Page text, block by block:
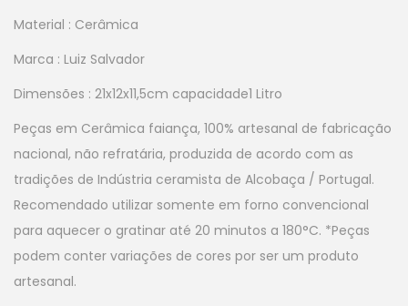
Material : Cerâmica
Marca : Luiz Salvador
Dimensões : 21x12x11,5cm capacidade1 Litro
Peças em Cerâmica faiança, 100% artesanal de fabricação
nacional, não refratária, produzida de acordo com as
tradições de Indústria ceramista de Alcobaça / Portugal.
Recomendado utilizar somente em forno convencional
para aquecer o gratinar até 20 minutos a 180°C. *Peças
podem conter variações de cores por ser um produto
artesanal.